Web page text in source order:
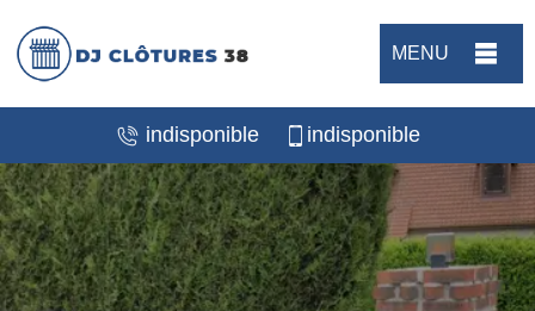
MENU
indisponible indisponible